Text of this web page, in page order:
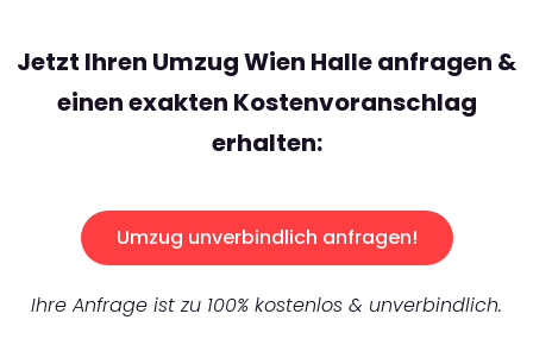
Jetzt Ihren Umzug Wien Halle anfragen &
einen exakten Kostenvoranschlag
erhalten:
Umzug unverbindlich anfragen!
Ihre Anfrage ist zu 100% kostenlos & unverbindlich.